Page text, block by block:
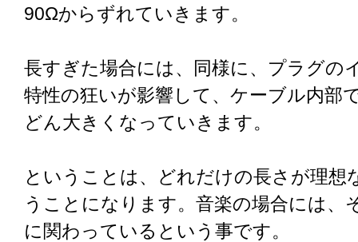
90Ωからずれていきます。
長すぎた場合には、同様に、プラグの
特性の狂いが影響して、ケーブル内部
どん大きくなっていきます。
ということは、どれだけの長さが理想
うことになります。音楽の場合には、
に関わっているという事です。